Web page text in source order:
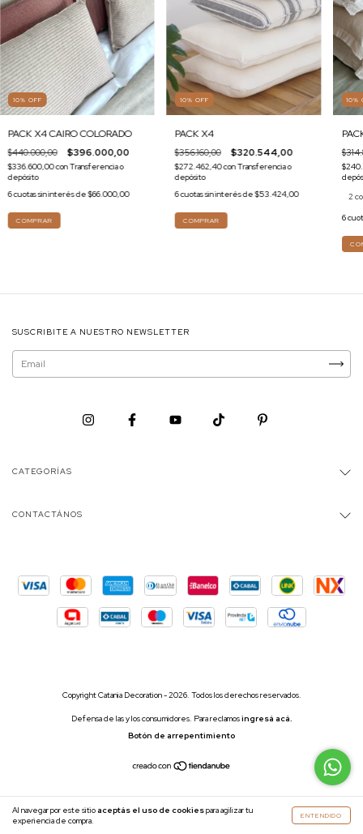
Al navegar por este sitioaceptás el uso de cookiespara agilizar tu
experiencia de compra.
ENTENDIDO
10% OFF
PACK X4 CAIRO COLORADO
$440.000,00 $396.000,00
$336.600,00conTransferencia o
depósito
6cuotas sin interés de$66.000,00
10% OFF
PACK X4
$356.160,00 $320.544,00
$272.462,40conTransferencia o
depósito
6cuotas sin interés de$53.424,00
10%
2
6
SUSCRIBITE A NUESTRO NEWSLETTER
CATEGORÍAS
CONTACTÁNOS
Copyright Catania Decoration - 2026. Todos los derechos reservados.
Defensa de las y los consumidores. Para reclamosingresá acá.
Botón de arrepentimiento